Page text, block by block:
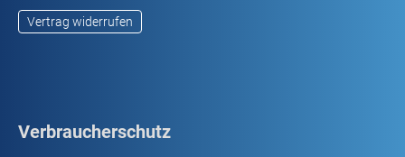
Vertrag widerrufen
Verbraucherschutz